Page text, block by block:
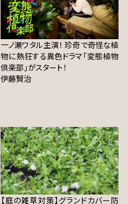
一ノ瀬ワタル主演！ 珍奇で奇怪な植
物に熱狂する異色ドラマ「変態植物
倶楽部」がスタート！
伊藤賢治
【庭の雑草対策】グランドカバー防